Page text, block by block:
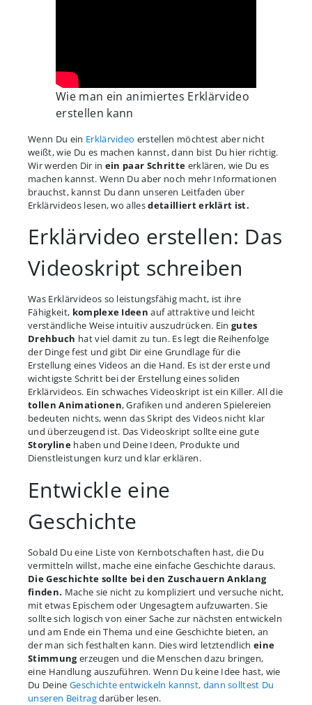
Wie man ein animiertes Erklärvideo
erstellen kann
Wenn Du ein Erklärvideo erstellen möchtest aber nicht
weißt, wie Du es machen kannst, dann bist Du hier richtig.
Wir werden Dir in ein paar Schritte erklären, wie Du es
machen kannst. Wenn Du aber noch mehr Informationen
brauchst, kannst Du dann unseren Leitfaden über
Erklärvideos lesen, wo allesdetailliert erklärt ist.
Erklärvideo erstellen: Das
Videoskript schreiben
Was Erklärvideos so leistungsfähig macht, ist ihre
Fähigkeit, komplexe Ideen auf attraktive und leicht
verständliche Weise intuitiv auszudrücken. Eingutes
Drehbuch hat viel damit zu tun. Es legt die Reihenfolge
der Dinge fest und gibt Dir eine Grundlage für die
Erstellung eines Videos an die Hand. Es ist der erste und
wichtigste Schritt bei der Erstellung eines soliden
Erklärvideos. Ein schwaches Videoskript ist ein Killer. All die
tollen Animationen, Grafiken und anderen Spielereien
bedeuten nichts, wenn das Skript des Videos nicht klar
und überzeugend ist. Das Videoskript sollte eine gute
Storylinehaben und Deine Ideen, Produkte und
Dienstleistungen kurz und klar erklären.
Entwickle eine
Geschichte
Sobald Du eine Liste von Kernbotschaften hast, die Du
vermitteln willst, mache eine einfache Geschichte daraus.
Die Geschichte sollte bei den Zuschauern Anklang
finden. Mache sie nicht zu kompliziert und versuche nicht,
mit etwas Epischem oder Ungesagtem aufzuwarten. Sie
sollte sich logisch von einer Sache zur nächsten entwickeln
und am Ende ein Thema und eine Geschichte bieten, an
der man sich festhalten kann. Dies wird letztendlicheine
Stimmungerzeugen und die Menschen dazu bringen,
eine Handlung auszuführen. Wenn Du keine Idee hast, wie
Du Deine Geschichte entwickeln kannst, dann solltest Du
unseren Beitragdarüber lesen.